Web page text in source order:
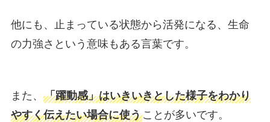
他にも、止まっている状態から活発になる、生命
の力強さという意味もある言葉です。
また、 「躍動感」はいきいきとした様子をわかり
やすく伝えたい場合に使うことが多いです。